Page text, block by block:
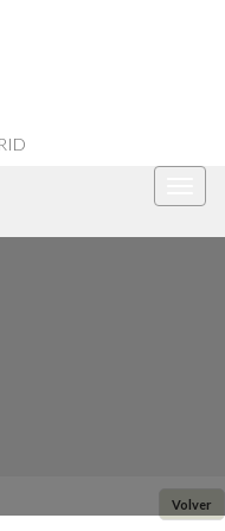
Volver